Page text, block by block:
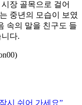
장 골목으로 걸어
중년의 모습이 보였
속의 말을 친구도 들
다.
시 쉬어 가세요”